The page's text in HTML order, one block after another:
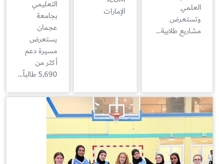
العلمي
وتستعرض
مشاريع طلابية…
الإمارات
التعليمي
بجامعة
عجمان
يستعرض
مسيرة دعم
أكثر من
5,690 طالباً…